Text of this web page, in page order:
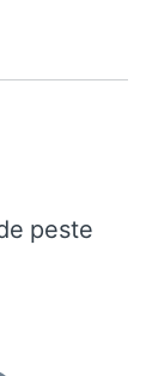
peste